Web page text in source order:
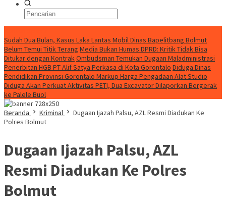
Sudah Dua Bulan, Kasus Laka Lantas Mobil Dinas Bapelitbang Bolmut
Belum Temui Titik Terang Media Bukan Humas DPRD: Kritik Tidak Bisa
Ditukar dengan KontrakOmbudsman Temukan Dugaan Maladministrasi
Penerbitan HGB PT Alif Satya Perkasa di Kota Gorontalo Diduga Dinas
Pendidikan Provinsi Gorontalo Markup Harga Pengadaan Alat Studio
Diduga Akan Perkuat Aktivitas PETI, Dua Excavator Dilaporkan Bergerak
ke Palele Buol
Beranda
Kriminal
Dugaan Ijazah Palsu, AZL Resmi Diadukan Ke
Polres Bolmut
Dugaan Ijazah Palsu, AZL
Resmi Diadukan Ke Polres
Bolmut